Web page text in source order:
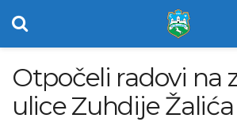
Otpočeli radovi na
ulice Zuhdije Žalića